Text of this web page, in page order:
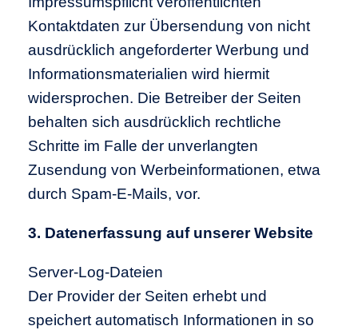
Kontaktdaten zur Übersendung von nicht
ausdrücklich angeforderter Werbung und
Informationsmaterialien wird hiermit
widersprochen. Die Betreiber der Seiten
behalten sich ausdrücklich rechtliche
Schritte im Falle der unverlangten
Zusendung von Werbeinformationen, etwa
durch Spam-E-Mails, vor.
3. Datenerfassung auf unserer Website
Server-Log-Dateien
Der Provider der Seiten erhebt und
speichert automatisch Informationen in so